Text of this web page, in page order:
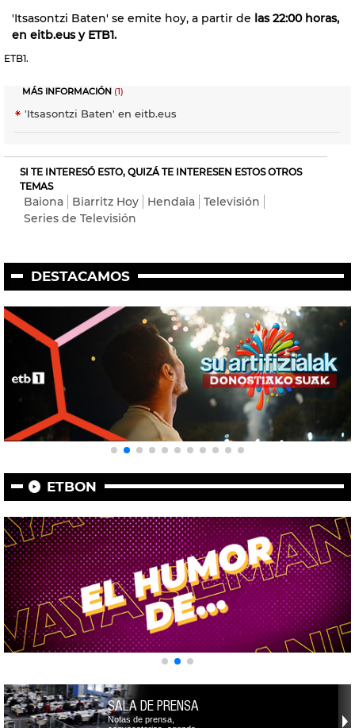
'Itsasontzi Baten' se emite hoy, a partir de las 22:00 horas,
en eitb.eus y ETB1.
ETB1.
MÁS INFORMACIÓN (1)
'Itsasontzi Baten' en eitb.eus
SI TE INTERESÓ ESTO, QUIZÁ TE INTERESEN ESTOS OTROS
TEMAS
Baiona Biarritz Hoy Hendaia
Televisión
Series de Televisión
DESTACAMOS
ETBON
SALA DE PRENSA
Notas de prensa,